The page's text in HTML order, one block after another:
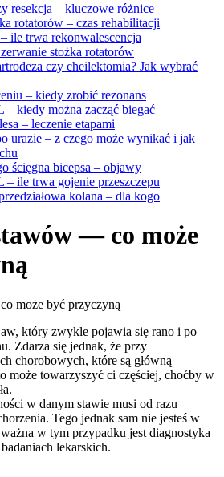
resekcja – kluczowe różnice
rotatorów – czas rehabilitacji
ile trwa rekonwalescencja
stożka rotatorów
czy cheilektomia? Jak wybrać
– kiedy zrobić rezonans
– kiedy można zacząć biegać
– leczenie etapami
urazie – z czego może wynikać i jak
ścięgna bicepsa – objawy
– ile trwa gojenie przeszczepu
kolana – dla kogo
— co może
który zwykle pojawia się rano i po
Zdarza się jednak, że przy
chorobowych, które są główną
może towarzyszyć ci częściej, choćby w
w danym stawie musi od razu
Tego jednak sam nie jesteś w
w tym przypadku jest diagnostyka
lekarskich.